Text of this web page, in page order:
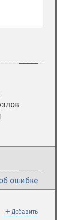
ошибке
＋ Добавить